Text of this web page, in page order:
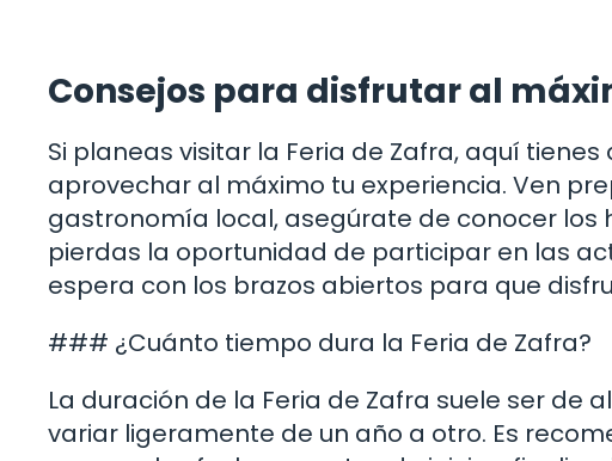
Consejos para disfrutar al
Si planeas visitar la Feria de Zafra, aquí
aprovechar al máximo tu experiencia. Ven
gastronomía local, asegúrate de conocer los
pierdas la oportunidad de participar en las
espera con los brazos abiertos para que
### ¿Cuánto tiempo dura la Feria de Zafra?
La duración de la Feria de Zafra suele ser de
variar ligeramente de un año a otro. Es